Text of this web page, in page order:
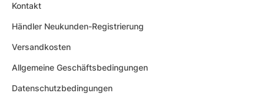
Kontakt
Händler Neukunden-Registrierung
Versandkosten
Allgemeine Geschäftsbedingungen
Datenschutzbedingungen